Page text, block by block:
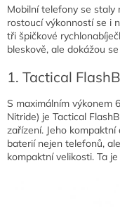
Mobilní telefony se staly
rostoucí výkonností se i
tři špičkové
bleskově, ale dokážou
1. Tactical
S maximálním výkonem
Nitride) je Tactical
zařízení. Jeho
baterií nejen telefonů,
kompaktní velikosti. Ta